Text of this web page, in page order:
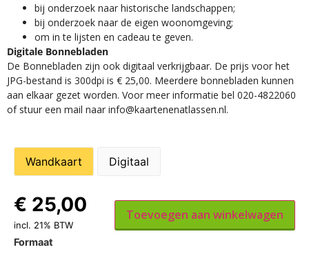
​bij onderzoek naar historische landschappen;
bij onderzoek naar de eigen woonomgeving;
om in te lijsten en cadeau te geven.
Digitale Bonnebladen
De Bonnebladen zijn ook digitaal verkrijgbaar. De prijs voor het
JPG-bestand is 300dpi is € 25,00. Meerdere bonnebladen kunnen
aan elkaar gezet worden. Voor meer informatie bel 020-4822060
of stuur een mail naar info@kaartenenatlassen.nl.
Wandkaart Digitaal
Formaat
€ 25,00
incl. 21% BTW
Toevoegen aan winkelwagen